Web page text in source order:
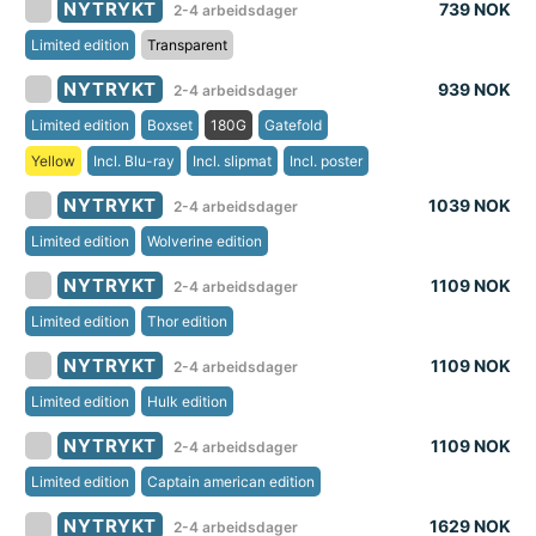
NYTRYKT
2-4 arbeidsdager
Limited edition
Transparent
739 NOK
NYTRYKT
2-4 arbeidsdager
Limited edition
Boxset 180G
Gatefold
Yellow
Incl. Blu-ray Incl. slipmat Incl. poster
939 NOK
NYTRYKT
2-4 arbeidsdager
Limited edition
Wolverine edition
1039 NOK
NYTRYKT
2-4 arbeidsdager
Limited edition
Thor edition
1109 NOK
NYTRYKT
2-4 arbeidsdager
Limited edition
Hulk edition
1109 NOK
NYTRYKT
2-4 arbeidsdager
Limited edition
Captain american edition
1109 NOK
NYTRYKT 2-4 arbeidsdager 1629 NOK